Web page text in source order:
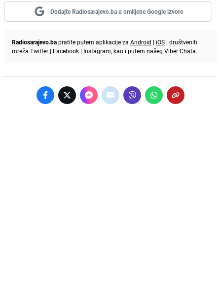
Dodajte Radiosarajevo.ba u omiljene Google izvore
Radiosarajevo.bapratite putem aplikacije za Android | iOS i društvenih
mreža Twitter | Facebook | Instagram, kao i putem našeg ViberChata.